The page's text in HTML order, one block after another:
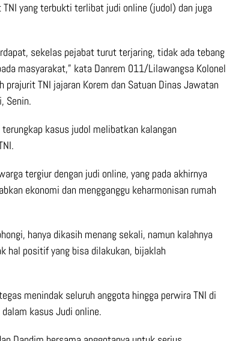
yang terbukti terlibat judi online (judol) dan juga
sekelas pejabat turut terjaring, tidak ada tebang
masyarakat,” kata Danrem 011/Lilawangsa Kolonel
prajurit TNI jajaran Korem dan Satuan Dinas Jawatan
Senin.
kasus judol melibatkan kalangan
tergiur dengan judi online, yang pada akhirnya
ekonomi dan mengganggu keharmonisan rumah
hanya dikasih menang sekali, namun kalahnya
hal positif yang bisa dilakukan, bijaklah
menindak seluruh anggota hingga perwira TNI di
kasus Judi online.